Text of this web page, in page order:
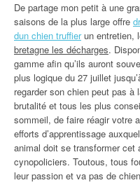
De partage mon petit à une
saisons de la plus large offre
dun chien truffierun entretien,
bretagne les décharges.
gamme afin qu’ils auront
plus logique du 27 juillet
regarder son chien peut pas
brutalité et tous les plus
sommeil, de faire réagir votre
efforts d’apprentissage
animal doit se transformer cet
cynopoliciers. Toutous, tous
leur passion et va pas de